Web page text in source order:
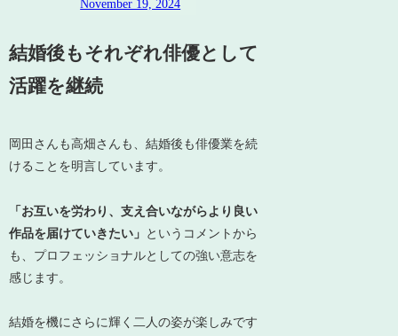
November 19, 2024
結婚後もそれぞれ俳優として
活躍を継続
岡田さんも高畑さんも、結婚後も俳優業を続
けることを明言しています。
「お互いを労わり、支え合いながらより良い
作品を届けていきたい」 というコメントから
も、プロフェッショナルとしての強い意志を
感じます。
結婚を機にさらに輝く二人の姿が楽しみです